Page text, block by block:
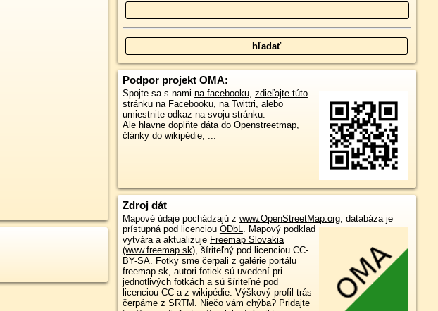
Podpor projekt OMA:
Spojte sa s nami na facebooku, zdieľajte túto
stránku na Facebooku, na Twittri, alebo
umiestnite odkaz na svoju stránku.
Ale hlavne doplňte dáta do Openstreetmap,
články do wikipédie, ...
Zdroj dát
Mapové údaje pochádzajú z www.OpenStreetMap.org, databáza je
prístupná pod licenciou ODbL. Mapový podklad
vytvára a aktualizuje Freemap Slovakia
(www.freemap.sk), šíriteľný pod licenciou CC-
BY-SA. Fotky sme čerpali z galérie portálu
freemap.sk, autori fotiek sú uvedení pri
jednotlivých fotkách a sú šíriteľné pod
licenciou CC a z wikipédie. Výškový profil trás
čerpáme z SRTM . Niečo vám chýba? Pridajte